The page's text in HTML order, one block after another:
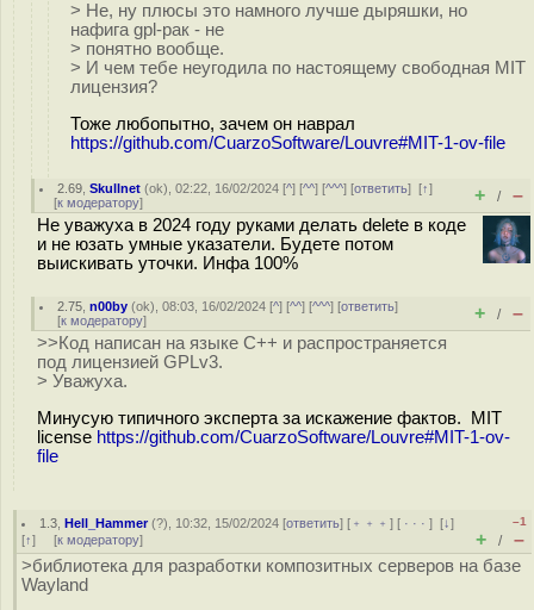
> Не, ну плюсы это намного лучше дыряшки, но
нафига gpl-рак - не
> понятно вообще.
> И чем тебе неугодила по настоящему свободная MIT
лицензия?
Тоже любопытно, зачем он наврал
https://github.com/CuarzoSoftware/Louvre#MIT-1-ov-file
2.69 ,Skullnet (ok), 02:22, 16/02/2024 [^] [^^] [^^^] [ответить][↑]
[к модератору] + / –
Не уважуха в 2024 году руками делать delete в коде
и не юзать умные указатели. Будете потом
выискивать уточки. Инфа 100%
2.75 ,n00by (ok), 08:03, 16/02/2024 [^] [^^] [^^^] [ответить]
[к модератору] + / –
>>Код написан на языке С++ и распространяется
под лицензией GPLv3.
> Уважуха.
Минусую типичного эксперта за искажение фактов. MIT
license https://github.com/CuarzoSoftware/Louvre#MIT-1-ov-
file
1.3 ,Hell_Hammer(?), 10:32, 15/02/2024 [ответить] [ ﹢﹢﹢] [ · · ·][↓]
[↑] [к модератору]
–1
+ / –
>библиотека для разработки композитных серверов на базе
Wayland